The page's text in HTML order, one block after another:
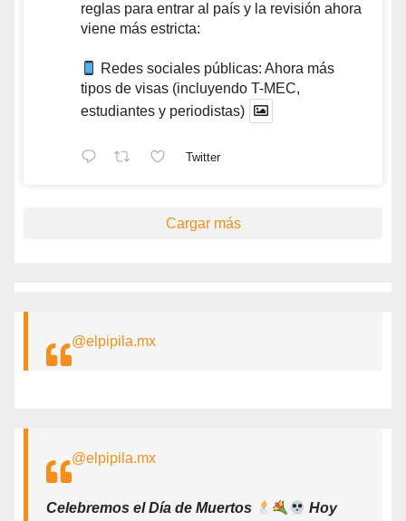
reglas para entrar al país y la revisión ahora
viene más estricta:
Redes sociales públicas: Ahora más
tipos de visas (incluyendo T-MEC,
estudiantes y periodistas)
Twitter
Cargar más
@elpipila.mx
@elpipila.mx
Celebremos el Día de Muertos
Hoy